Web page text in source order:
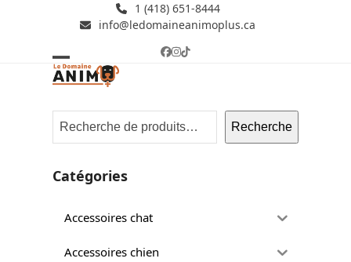
1 (418) 651-8444
info@ledomaineanimoplus.ca
Facebook
Instagram
Tiktok
Open
menu
Close
menu
Recherche
Catégories
Accessoires chat
Accessoires chien